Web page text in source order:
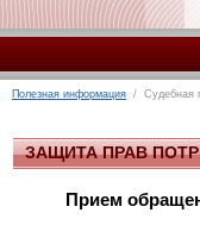
Полезная информация / Судебная
ЗАЩИТА ПРАВ
Прием